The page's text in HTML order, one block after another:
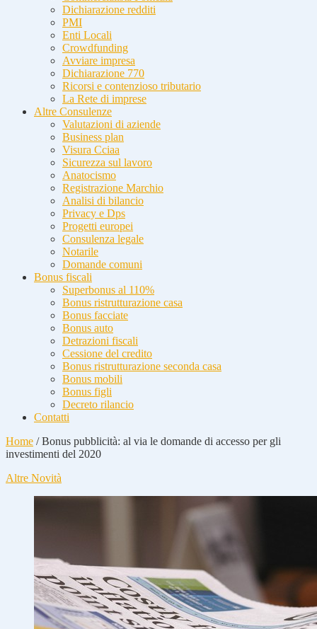
Dichiarazione redditi
PMI
Enti Locali
Crowdfunding
Avviare impresa
Dichiarazione 770
Ricorsi e contenzioso tributario
La Rete di imprese
Altre Consulenze
Valutazioni di aziende
Business plan
Visura Cciaa
Sicurezza sul lavoro
Anatocismo
Registrazione Marchio
Analisi di bilancio
Privacy e Dps
Progetti europei
Consulenza legale
Notarile
Domande comuni
Bonus fiscali
Superbonus al 110%
Bonus ristrutturazione casa
Bonus facciate
Bonus auto
Detrazioni fiscali
Cessione del credito
Bonus ristrutturazione seconda casa
Bonus mobili
Bonus figli
Decreto rilancio
Contatti
Home /Bonus pubblicità: al via le domande di accesso per gli
investimenti del 2020
Altre Novità